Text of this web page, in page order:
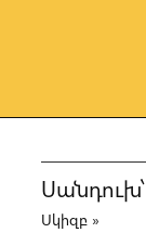
Սանդուխ՝
Սկիզբ »